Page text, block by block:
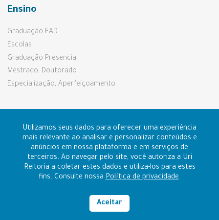
Utilizamos seus dados para oferecer uma experiência
mais relevante ao analisar e personalizar conteúdos e
anúncios em nossa plataforma e em serviços de
terceiros. Ao navegar pelo site, você autoriza a Uri
Reitoria a coletar estes dados e utiliza-los para estes
fins. Consulte nossaPolítica de privacidade.
Aceitar
Ensino
Graduação EAD
Escolas
Graduação Presencial
Mestrado, Doutorado
Especialização, Aperfeiçoamento
Prouni e Fies
Contato